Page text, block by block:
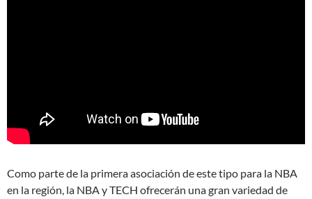
Como parte de la primera asociación de este tipo para la NBA
en la región, la NBA y TECH ofrecerán una gran variedad de